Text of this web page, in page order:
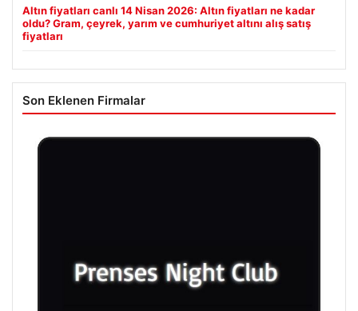
Altın fiyatları canlı 14 Nisan 2026: Altın fiyatları ne kadar
oldu? Gram, çeyrek, yarım ve cumhuriyet altını alış satış
fiyatları
Son Eklenen Firmalar